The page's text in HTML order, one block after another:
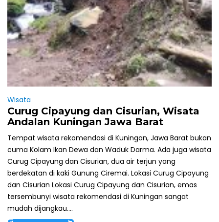
Wisata
Curug Cipayung dan Cisurian, Wisata
Andalan Kuningan Jawa Barat
Tempat wisata rekomendasi di Kuningan, Jawa Barat bukan
cuma Kolam Ikan Dewa dan Waduk Darma. Ada juga wisata
Curug Cipayung dan Cisurian, dua air terjun yang
berdekatan di kaki Gunung Ciremai. Lokasi Curug Cipayung
dan Cisurian Lokasi Curug Cipayung dan Cisurian, emas
tersembunyi wisata rekomendasi di Kuningan sangat
mudah dijangkau....